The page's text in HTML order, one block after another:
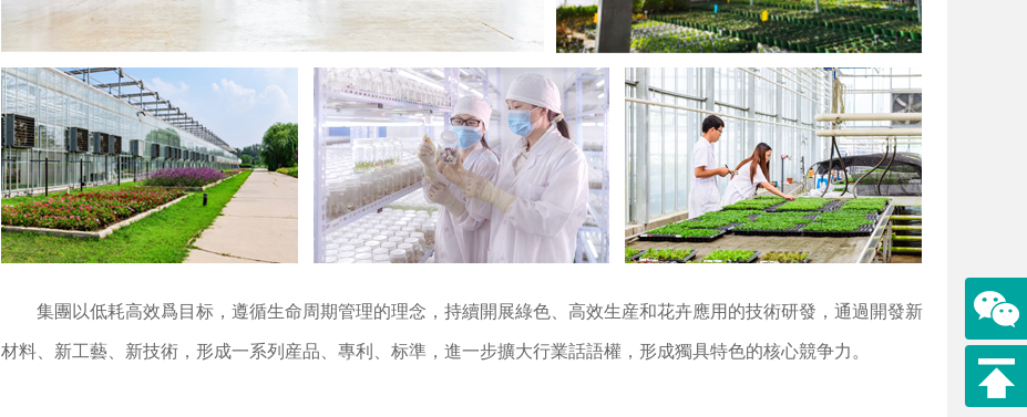
集團以低耗高效爲目标，遵循生命周期管理的理念，持續開展綠色、高效生産和花卉應用的技術研發，通過開發新
材料、新工藝、新技術，形成一系列産品、專利、标準，進一步擴大行業話語權，形成獨具特色的核心競争力。